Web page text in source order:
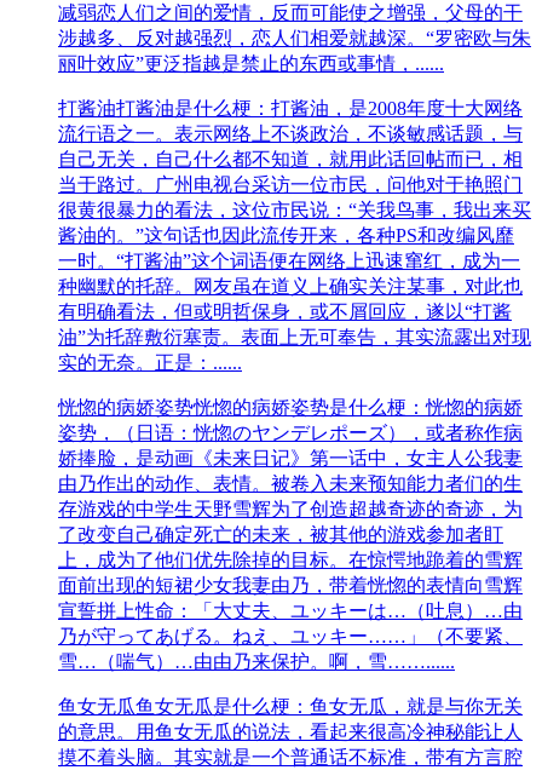
减弱恋人们之间的爱情，反而可能使之增强，父母的干
涉越多、反对越强烈，恋人们相爱就越深。“罗密欧与朱
丽叶效应”更泛指越是禁止的东西或事情，......
打酱油打酱油是什么梗：打酱油，是2008年度十大网络
流行语之一。表示网络上不谈政治，不谈敏感话题，与
自己无关，自己什么都不知道，就用此话回帖而已，相
当于路过。广州电视台采访一位市民，问他对于艳照门
很黄很暴力的看法，这位市民说：“关我鸟事，我出来买
酱油的。”这句话也因此流传开来，各种PS和改编风靡
一时。“打酱油”这个词语便在网络上迅速窜红，成为一
种幽默的托辞。网友虽在道义上确实关注某事，对此也
有明确看法，但或明哲保身，或不屑回应，遂以“打酱
油”为托辞敷衍塞责。表面上无可奉告，其实流露出对现
实的无奈。正是：......
恍惚的病娇姿势恍惚的病娇姿势是什么梗：恍惚的病娇
姿势，（日语：恍惚のヤンデレポーズ），或者称作病
娇捧脸，是动画《未来日记》第一话中，女主人公我妻
由乃作出的动作、表情。被卷入未来预知能力者们的生
存游戏的中学生天野雪辉为了创造超越奇迹的奇迹，为
了改变自己确定死亡的未来，被其他的游戏参加者盯
上，成为了他们优先除掉的目标。在惊愕地跪着的雪辉
面前出现的短裙少女我妻由乃，带着恍惚的表情向雪辉
宣誓拼上性命：「大丈夫、ユッキーは…（吐息）…由
乃が守ってあげる。ねえ、ユッキー……」（不要紧、
雪…（喘气）…由由乃来保护。啊，雪……......
鱼女无瓜鱼女无瓜是什么梗：鱼女无瓜，就是与你无关
的意思。用鱼女无瓜的说法，看起来很高冷神秘能让人
摸不着头脑。其实就是一个普通话不标准，带有方言腔